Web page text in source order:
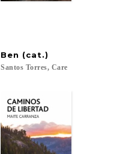
Ben (cat.)
Santos Torres, Care